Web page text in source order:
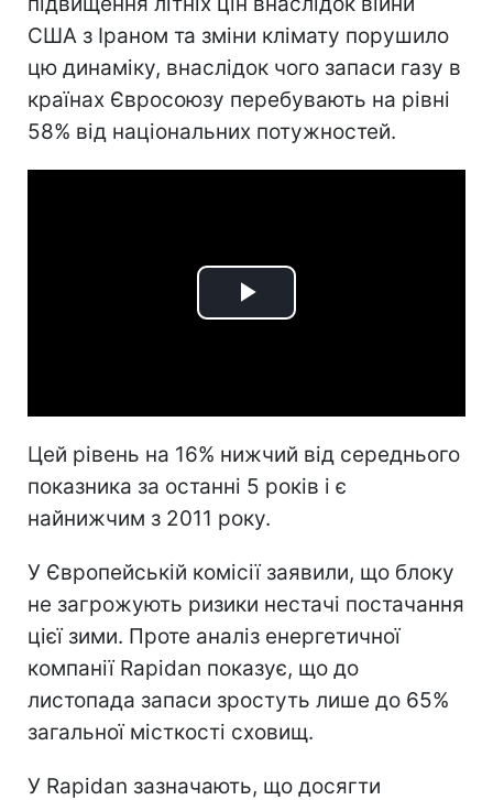
США з Іраном та зміни клімату порушило
цю динаміку, внаслідок чого запаси газу в
країнах Євросоюзу перебувають на рівні
58% від національних потужностей.
Play
Цей рівень на 16% нижчий від середнього
показника за останні 5 років і є
найнижчим з 2011 року.
У Європейській комісії заявили, що блоку
не загрожують ризики нестачі постачання
цієї зими. Проте аналіз енергетичної
компанії Rapidan показує, що до
листопада запаси зростуть лише до 65%
загальної місткості сховищ.
У Rapidan зазначають, що досягти